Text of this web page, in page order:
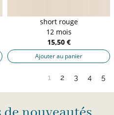
short rouge
12 mois
15,50 €
Ajouter au panier
1 2 3 4 5